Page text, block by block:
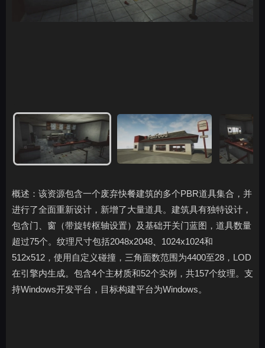
概述：该资源包含一个废弃快餐建筑的多个PBR道具集合，并
进行了全面重新设计，新增了大量道具。建筑具有独特设计，
包含门、窗（带旋转枢轴设置）及基础开关门蓝图，道具数量
超过75个。纹理尺寸包括2048x2048、1024x1024和
512x512，使用自定义碰撞，三角面数范围为4400至28，LOD
在引擎内生成。包含4个主材质和52个实例，共157个纹理。支
持Windows开发平台，目标构建平台为Windows。